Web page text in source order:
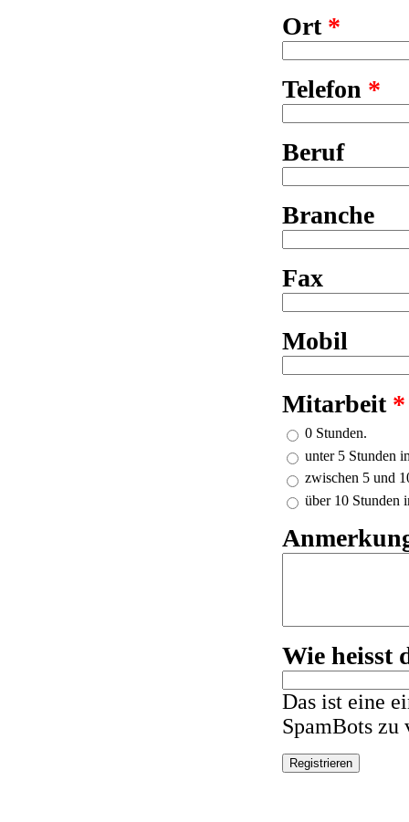
Ort *
Telefon *
Beruf
Branche
Fax
Mobil
Mitarbeit *
0 Stunden.
unter 5 Stunden
zwischen 5 und
über 10 Stunden
Wie heisst
Das ist eine
SpamBots zu